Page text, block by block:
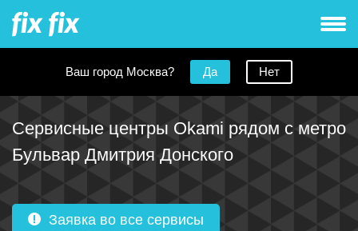
Ваш город Москва? Да Нет
Сервисные центры Okami рядом с метро
Бульвар Дмитрия Донского
Заявка во все сервисы